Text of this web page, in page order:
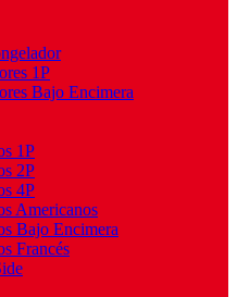
1P
Bajo Encimera
1P
2P
4P
Americanos
Bajo Encimera
Francés